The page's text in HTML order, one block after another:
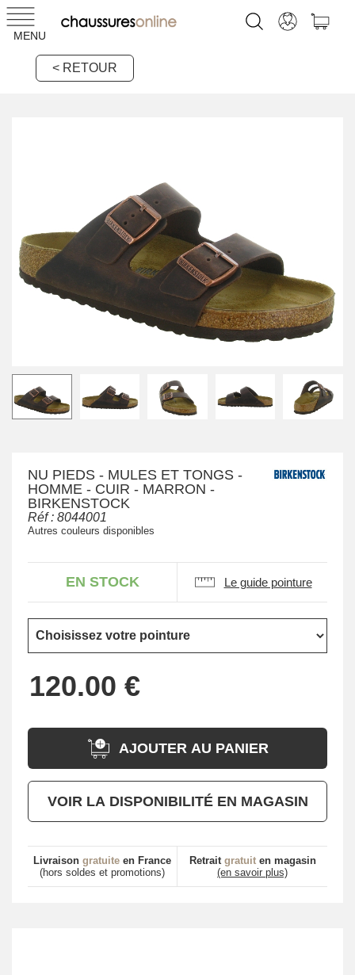
MENU
< RETOUR
NU PIEDS - MULES ET TONGS -
HOMME - CUIR - MARRON -
BIRKENSTOCK
Réf : 8044001
Autres couleurs disponibles
EN STOCK Le guide pointure
AJOUTER AU PANIER
VOIR LA DISPONIBILITÉ EN MAGASIN
Livraison gratuite en France
(hors soldes et promotions)
Retrait gratuiten magasin
(en savoir plus)